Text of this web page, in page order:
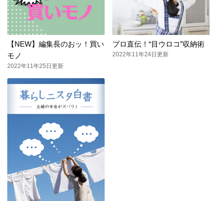
【NEW】編集長のおッ！買い
モノ
2022年11年25日更新
プロ直伝！“目ウロコ”収納術
2022年11年24日更新